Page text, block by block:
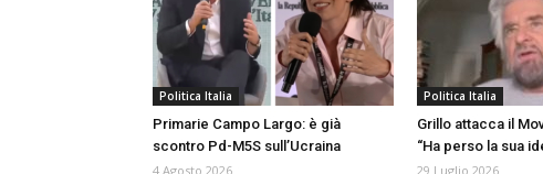
Politica Italia
Primarie Campo Largo: è già
scontro Pd-M5S sull’Ucraina
4 Agosto 2026
Politica Italia
Grillo attacca il
“Ha perso la sua
29 Luglio 2026